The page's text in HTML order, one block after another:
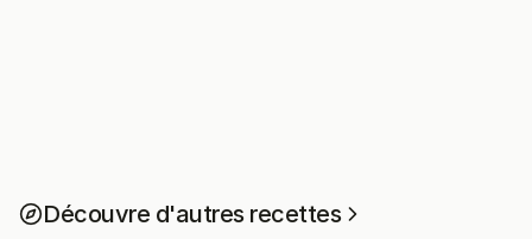
Découvre d'autres recettes